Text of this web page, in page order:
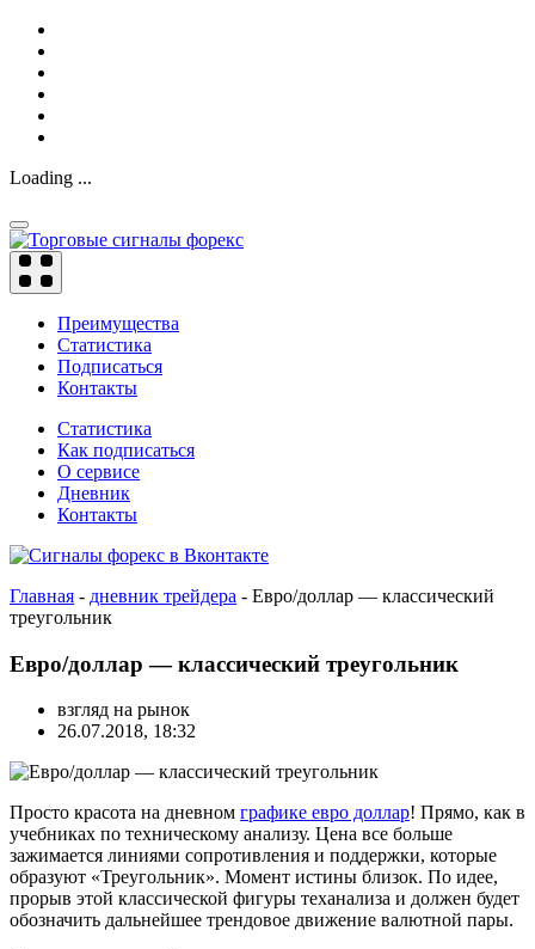
Loading ...
Преимущества
Статистика
Подписаться
Контакты
Статистика
Как подписаться
О сервисе
Дневник
Контакты
Главная - дневник трейдера - Евро/доллар — классический
треугольник
Евро/доллар — классический треугольник
взгляд на рынок
26.07.2018, 18:32
Просто красота на дневном графике евро доллар! Прямо, как в
учебниках по техническому анализу. Цена все больше
зажимается линиями сопротивления и поддержки, которые
образуют «Треугольник». Момент истины близок. По идее,
прорыв этой классической фигуры теханализа и должен будет
обозначить дальнейшее трендовое движение валютной пары.